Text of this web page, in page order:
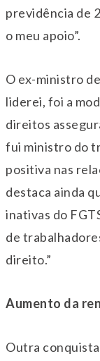
previdência de
o meu apoio”.
O ex-ministro
liderei, foi a
direitos
fui ministro do
positiva nas
destaca ainda
inativas do
de
direito.”
Aumento da
Outra